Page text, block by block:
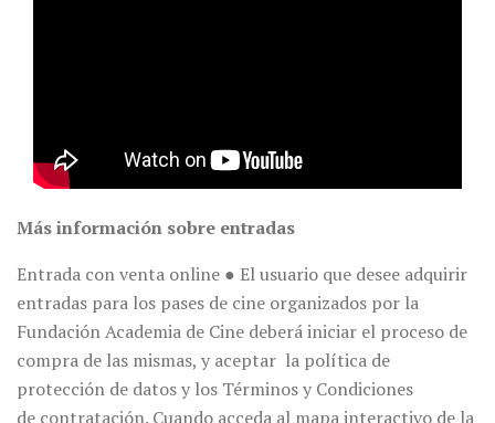
Más información sobre entradas
Entrada con venta online ● El usuario que desee adquirir
entradas para los pases de cine organizados por la
Fundación Academia de Cine deberá iniciar el proceso de
compra de las mismas, y aceptar la política de
protección de datos y los Términos y Condiciones
de contratación. Cuando acceda al mapa interactivo de la